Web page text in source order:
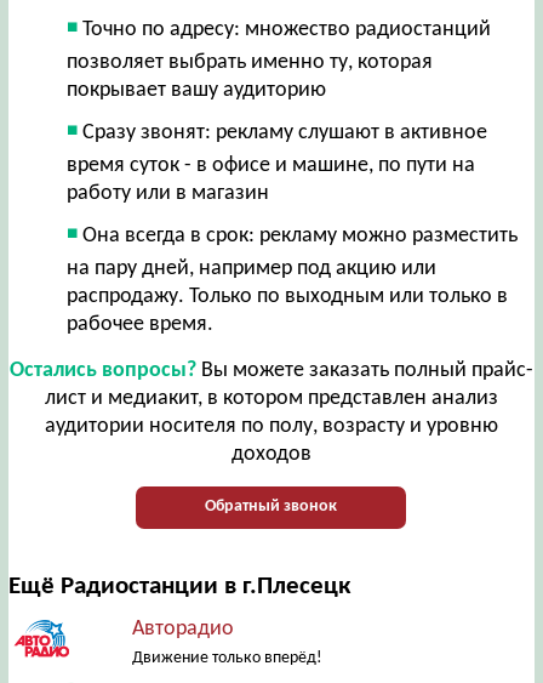
Точно по адресу: множество радиостанций
позволяет выбрать именно ту, которая
покрывает вашу аудиторию
Сразу звонят: рекламу слушают в активное
время суток - в офисе и машине, по пути на
работу или в магазин
Она всегда в срок: рекламу можно разместить
на пару дней, например под акцию или
распродажу. Только по выходным или только в
рабочее время.
Остались вопросы?Вы можете заказать полный прайс-
лист и медиакит, в котором представлен анализ
аудитории носителя по полу, возрасту и уровню
доходов
Обратный звонок
Ещё Радиостанции в г.Плесецк
Авторадио
Движение только вперёд!